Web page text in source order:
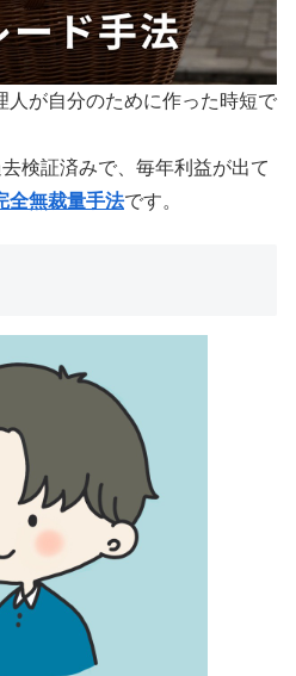
人が自分のために作った時短で
検証済みで、毎年利益が出て
全無裁量手法です。